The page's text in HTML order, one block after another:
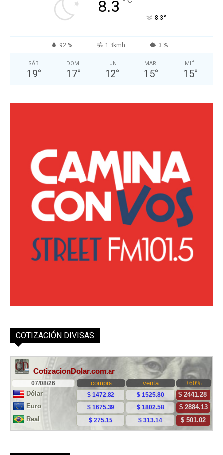
8.3
8.3°
92 % 1.8kmh 3 %
SÁB
19°
DOM
17°
LUN
12°
MAR
15°
MIÉ
15°
COTIZACIÓN DIVISAS